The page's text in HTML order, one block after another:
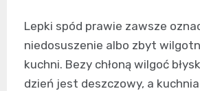
Lepki spód prawie zawsze
niedosuszenie albo zbyt
kuchni. Bezy chłoną wilgoć
dzień jest deszczowy, a